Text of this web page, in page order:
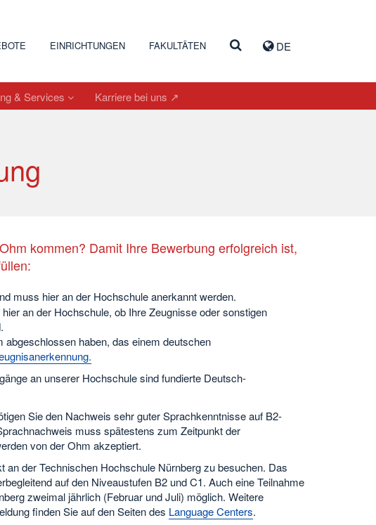
DE
EINRICHTUNGEN FAKULTÄTEN
& Services Karriere bei uns ↗
kommen? Damit Ihre Bewerbung erfolgreich ist,
muss hier an der Hochschule anerkannt werden.
an der Hochschule, ob Ihre Zeugnisse oder sonstigen
haben, das einem deutschen
.
an unserer Hochschule sind fundierte Deutsch-
Sie den Nachweis sehr guter Sprachkenntnisse auf B2-
muss spätestens zum Zeitpunkt der
von der Ohm akzeptiert.
der Technischen Hochschule Nürnberg zu besuchen. Das
auf den Niveaustufen B2 und C1. Auch eine Teilnahme
zweimal jährlich (Februar und Juli) möglich. Weitere
finden Sie auf den Seiten des Language Centers.